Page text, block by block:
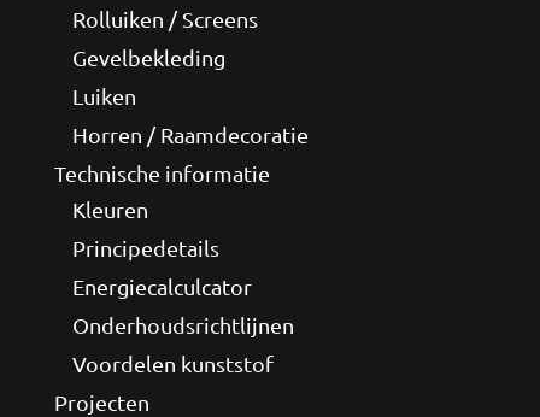
Rolluiken / Screens
Gevelbekleding
Luiken
Horren / Raamdecoratie
Technische informatie
Kleuren
Principedetails
Energiecalculcator
Onderhoudsrichtlijnen
Voordelen kunststof
Projecten